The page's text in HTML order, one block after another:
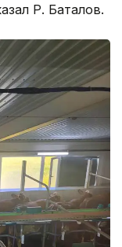
Р. Баталов.